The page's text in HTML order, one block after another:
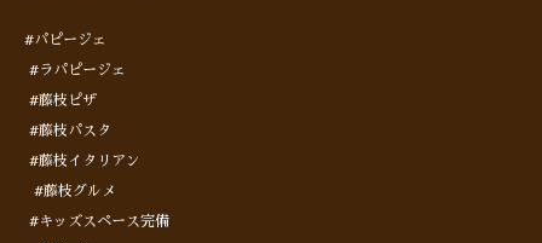
#パピージェ
#ラパピージェ
#藤枝ピザ
#藤枝パスタ
#藤枝イタリアン
#藤枝グルメ
#キッズスペース完備